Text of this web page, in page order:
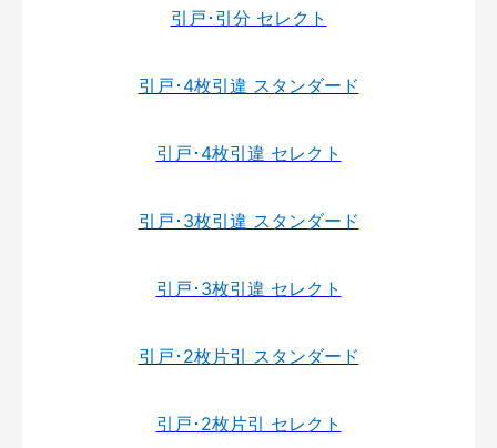
引戸･引分 セレクト
引戸･4枚引違 スタンダード
引戸･4枚引違 セレクト
引戸･3枚引違 スタンダード
引戸･3枚引違 セレクト
引戸･2枚片引 スタンダード
引戸･2枚片引 セレクト